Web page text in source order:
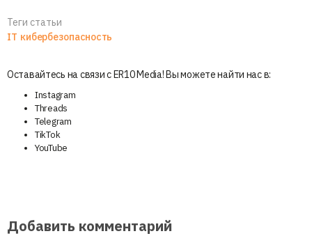
Теги статьи
IT кибербезопасность
Оставайтесь на связи с ER10 Media! Вы можете найти нас в:
Instagram
Threads
Telegram
TikTok
YouTube
Добавить комментарий